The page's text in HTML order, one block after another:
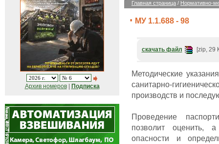
Архив номеров| Подписка
Главная страница / Нормативно-
МУ 1.1.688 - 98
скачать файл [zip, 29
Методические
санитарно-
производств и
Проведение
позволит оценить,
опасности и